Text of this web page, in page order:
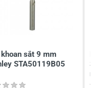
khoan sắt 9 mm
STA50119B05